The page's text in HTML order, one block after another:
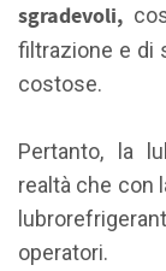
sgradevoli,
filtrazione e di
costose.
Pertanto, la
realtà che con
operatori.